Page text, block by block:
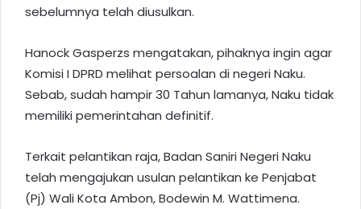
sebelumnya telah diusulkan.
Hanock Gasperzs mengatakan, pihaknya ingin agar
Komisi I DPRD melihat persoalan di negeri Naku.
Sebab, sudah hampir 30 Tahun lamanya, Naku tidak
memiliki pemerintahan definitif.
Terkait pelantikan raja, Badan Saniri Negeri Naku
telah mengajukan usulan pelantikan ke Penjabat
(Pj) Wali Kota Ambon, Bodewin M. Wattimena.